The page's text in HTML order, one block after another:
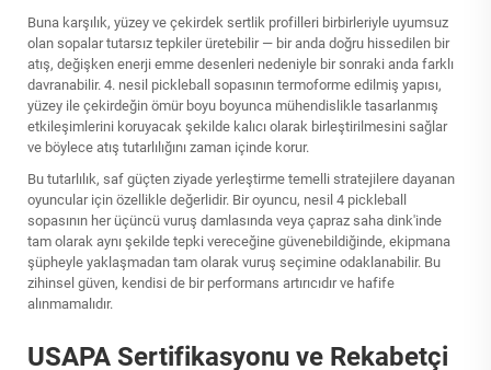
Buna karşılık, yüzey ve çekirdek sertlik profilleri birbirleriyle uyumsuz
olan sopalar tutarsız tepkiler üretebilir — bir anda doğru hissedilen bir
atış, değişken enerji emme desenleri nedeniyle bir sonraki anda farklı
davranabilir. 4. nesil pickleball sopasının termoforme edilmiş yapısı,
yüzey ile çekirdeğin ömür boyu boyunca mühendislikle tasarlanmış
etkileşimlerini koruyacak şekilde kalıcı olarak birleştirilmesini sağlar
ve böylece atış tutarlılığını zaman içinde korur.
Bu tutarlılık, saf güçten ziyade yerleştirme temelli stratejilere dayanan
oyuncular için özellikle değerlidir. Bir oyuncu, nesil 4 pickleball
sopasının her üçüncü vuruş damlasında veya çapraz saha dink'inde
tam olarak aynı şekilde tepki vereceğine güvenebildiğinde, ekipmana
şüpheyle yaklaşmadan tam olarak vuruş seçimine odaklanabilir. Bu
zihinsel güven, kendisi de bir performans artırıcıdır ve hafife
alınmamalıdır.
USAPA Sertifikasyonu ve Rekabetçi